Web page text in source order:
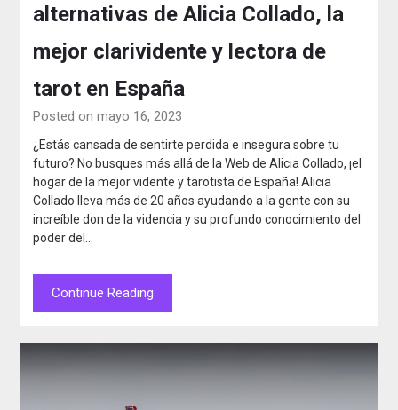
alternativas de Alicia Collado, la
mejor clarividente y lectora de
tarot en España
Posted on mayo 16, 2023
¿Estás cansada de sentirte perdida e insegura sobre tu
futuro? No busques más allá de la Web de Alicia Collado, ¡el
hogar de la mejor vidente y tarotista de España! Alicia
Collado lleva más de 20 años ayudando a la gente con su
increíble don de la videncia y su profundo conocimiento del
poder del…
Continue Reading